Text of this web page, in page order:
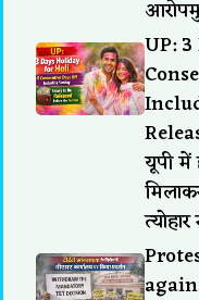
UP:
यूपी में